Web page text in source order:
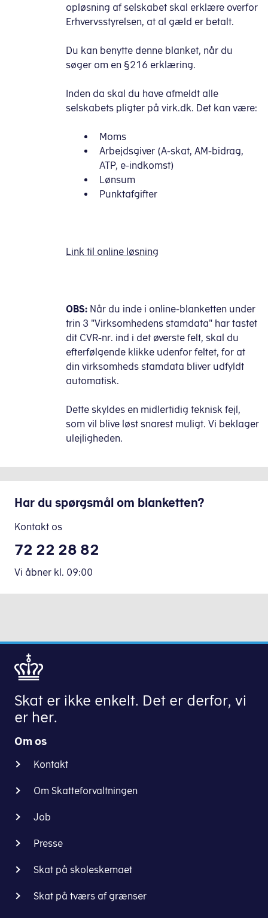
opløsning af selskabet skal erklære overfor
Erhvervsstyrelsen, at al gæld er betalt.
Du kan benytte denne blanket, når du
søger om en §216 erklæring.
Inden da skal du have afmeldt alle
selskabets pligter på virk.dk. Det kan være:
Moms
Arbejdsgiver (A-skat, AM-bidrag,
ATP, e-indkomst)
Lønsum
Punktafgifter
Link til online løsning
OBS: Når du inde i online-blanketten under
trin 3 "Virksomhedens stamdata" har tastet
dit CVR-nr. ind i det øverste felt, skal du
efterfølgende klikke udenfor feltet, for at
din virksomheds stamdata bliver udfyldt
automatisk.
Dette skyldes en midlertidig teknisk fejl,
som vil blive løst snarest muligt. Vi beklager
ulejligheden.
Har du spørgsmål om blanketten?
Kontakt os
72 22 28 82
Vi åbner kl. 09:00
Skat er ikke enkelt. Det er derfor, vi
er her.
Om os
Kontakt
Om Skatteforvaltningen
Job
Presse
Skat på skoleskemaet
Skat på tværs af grænser